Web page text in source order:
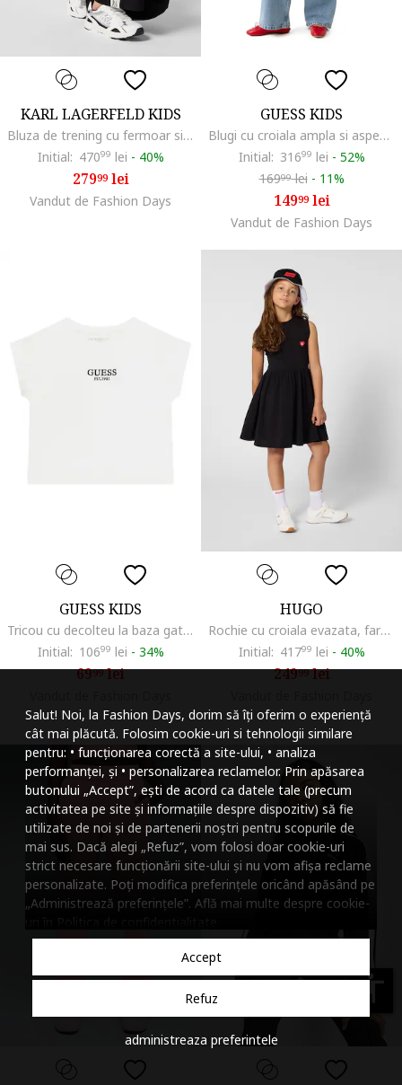
Salut! Noi, la Fashion Days, dorim să îți oferim o experiență
cât mai plăcută. Folosim cookie-uri si tehnologii similare
pentru: • funcționarea corectă a site-ului, • analiza
performanței, și • personalizarea reclamelor. Prin apăsarea
butonului „Accept”, ești de acord ca datele tale (precum
activitatea pe site și informațiile despre dispozitiv) să fie
utilizate de noi și de partenerii noștri pentru scopurile de
mai sus. Dacă alegi „Refuz”, vom folosi doar cookie-uri
strict necesare funcționării site-ului și nu vom afișa reclame
personalizate. Poți modifica preferințele oricând apăsând pe
„Administrează preferințele”. Află mai multe despre cookie-
Accept
Refuz
administreaza preferintele
KARL LAGERFELD KIDS
Bluza de trening cu fermoar si imprimeu logo, Negru/Alb optic
Initial: 47099 lei - 40%
27999lei
Vandut de Fashion Days
GUESS KIDS
Blugi cu croiala ampla si aspect decolorat, Albastru melange
Initial: 31699 lei - 52%
16999lei - 11%
14999lei
Vandut de Fashion Days
GUESS KIDS
Tricou cu decolteu la baza gatului si logo, Negru/Alb optic
Initial: 10699 lei - 34%
6999lei
HUGO
Rochie cu croiala evazata, fara maneci, Negru/Gri antracit
Initial: 41799 lei - 40%
24999lei
accessibility
Micsoreaza
Mareste spatierea
Micsoreaza
Mareste inaltimea
Micsoreaza
Inverseaza culorile
Nuante de gri
Cursor mare
Dezactiveaza